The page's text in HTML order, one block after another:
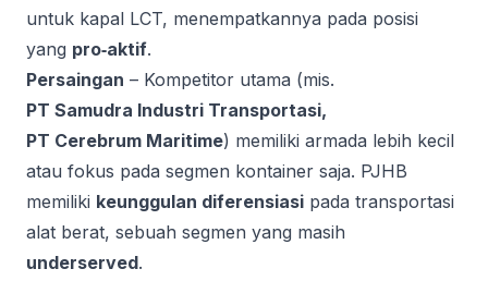
untuk kapal LCT, menempatkannya pada posisi
yang pro‑aktif.
Persaingan – Kompetitor utama (mis.
PT Samudra Industri Transportasi,
PT Cerebrum Maritime) memiliki armada lebih kecil
atau fokus pada segmen kontainer saja. PJHB
memiliki keunggulan diferensiasi pada transportasi
alat berat, sebuah segmen yang masih
underserved.